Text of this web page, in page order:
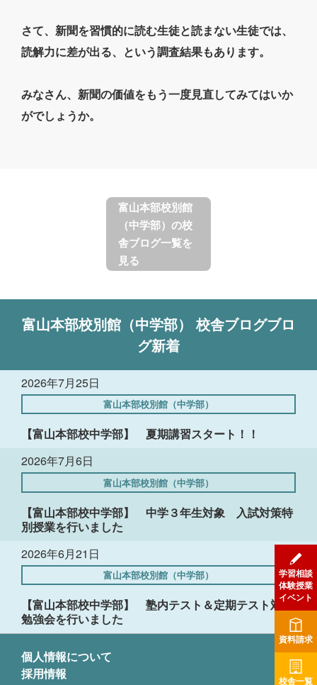
さて、新聞を習慣的に読む生徒と読まない生徒では、
読解力に差が出る、という調査結果もあります。
みなさん、新聞の価値をもう一度見直してみてはいか
がでしょうか。
富山本部校別館
（中学部）の校
舎ブログ一覧を
見る
富山本部校別館（中学部） 校舎ブログブロ
グ新着
2026年7月25日
富山本部校別館（中学部）
【富山本部校中学部】 夏期講習スタート！！
2026年7月6日
富山本部校別館（中学部）
【富山本部校中学部】 中学３年生対象 入試対策特
別授業を行いました
2026年6月21日
富山本部校別館（中学部）
【富山本部校中学部】 塾内テスト＆定期テスト対策
勉強会を行いました
個人情報について
採用情報
学習相談
体験授業
イベント
資料請求
校舎一覧